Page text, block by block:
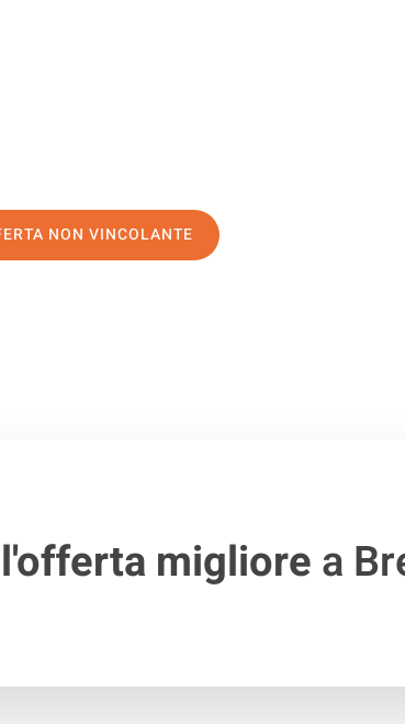
NON VINCOLANTE
l'offerta migliorea